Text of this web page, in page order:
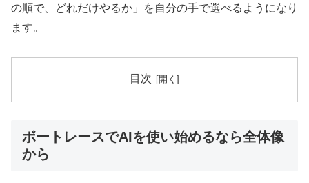
の順で、どれだけやるか」を自分の手で選べるようになり
ます。
目次
ボートレースでAIを使い始めるなら全体像
から